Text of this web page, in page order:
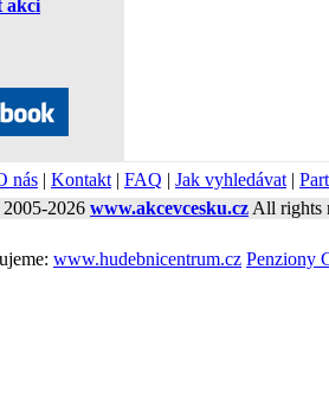
akci
nás | Kontakt | FAQ | Jak vyhledávat |
2026 www.akcevcesku.cz All rights
www.hudebnicentrum.cz Penziony